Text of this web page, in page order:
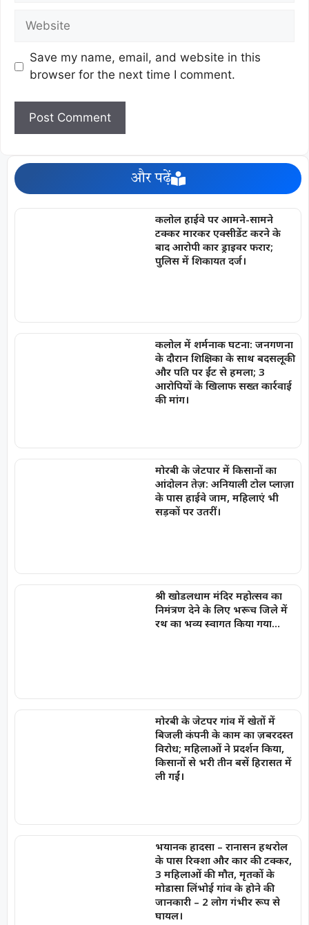
Save my name, email, and website in this
browser for the next time I comment.
और पढ़ें
कलोल हाईवे पर आमने-सामने
टक्कर मारकर एक्सीडेंट करने के
बाद आरोपी कार ड्राइवर फरार;
पुलिस में शिकायत दर्ज।
कलोल में शर्मनाक घटना: जनगणना
के दौरान शिक्षिका के साथ बदसलूकी
और पति पर ईंट से हमला; 3
आरोपियों के खिलाफ सख्त कार्रवाई
की मांग।
मोरबी के जेटपार में किसानों का
आंदोलन तेज़: अनियाली टोल प्लाज़ा
के पास हाईवे जाम, महिलाएं भी
सड़कों पर उतरीं।
श्री खोडलधाम मंदिर महोत्सव का
निमंत्रण देने के लिए भरूच जिले में
रथ का भव्य स्वागत किया गया…
मोरबी के जेटपर गांव में खेतों में
बिजली कंपनी के काम का ज़बरदस्त
विरोध; महिलाओं ने प्रदर्शन किया,
किसानों से भरी तीन बसें हिरासत में
ली गईं।
भयानक हादसा – रानासन हथरोल
के पास रिक्शा और कार की टक्कर,
3 महिलाओं की मौत, मृतकों के
मोडासा लिंभोई गांव के होने की
जानकारी – 2 लोग गंभीर रूप से
घायल।